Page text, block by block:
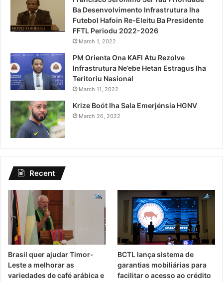
Ba Desenvolvimento Infrastrutura Iha
Futebol Hafoin Re-Eleitu Ba Presidente
FFTL Periodu 2022-2026
March 1, 2022
PM Orienta Ona KAFI Atu Rezolve
Infrastrutura Ne’ebe Hetan Estragus Iha
Teritoriu Nasional
March 11, 2022
Krize Boót Iha Sala Emerjénsia HGNV
March 26, 2022
Recent
Brasil quer ajudar Timor-
Leste a melhorar as
variedades de café arábica e
BCTL lança sistema de
garantias mobiliárias para
facilitar o acesso ao crédito